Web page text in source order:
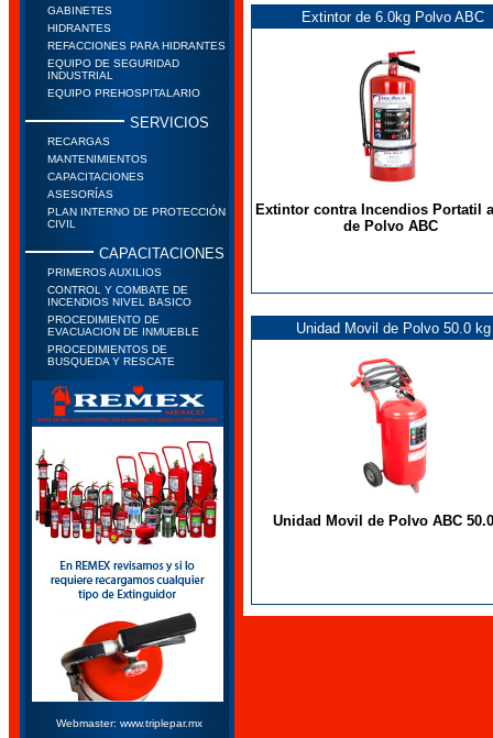
GABINETES
HIDRANTES
REFACCIONES PARA HIDRANTES
EQUIPO DE SEGURIDAD
INDUSTRIAL
EQUIPO PREHOSPITALARIO
SERVICIOS
RECARGAS
MANTENIMIENTOS
CAPACITACIONES
ASESORÍAS
PLAN INTERNO DE PROTECCIÓN
CIVIL
CAPACITACIONES
PRIMEROS AUXILIOS
CONTROL Y COMBATE DE
INCENDIOS NIVEL BASICO
PROCEDIMIENTO DE
EVACUACION DE INMUEBLE
PROCEDIMIENTOS DE
BUSQUEDA Y RESCATE
Webmaster: www.triplepar.mx
Extintor de 6.0kg Polvo ABC
Extintor contra Incendios Portatil
de Polvo ABC
Unidad Movil de Polvo 50.0 kg
Unidad Movil de Polvo ABC